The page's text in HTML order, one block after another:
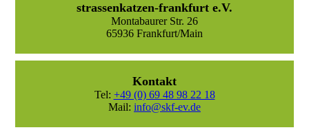
strassenkatzen-frankfurt e.V.
Montabaurer Str. 26
65936 Frankfurt/Main
Kontakt
Tel: +49 (0) 69 48 98 22 18
Mail: info@skf-ev.de